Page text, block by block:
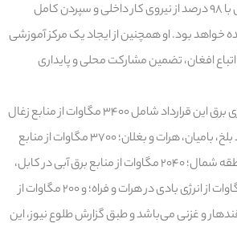
افغان‌ها و ایجاد تشکیلاتی با ۹۸ درصد از نیروی کار داخلی و سپردن کامل
خواهد بود. او همچنین از ایجاد یک مرکز آموزشی
افغان، تضمین مشارکت محلی و پایداری
شایان ذکر است، تولید انرژی برق این قرارداد شامل ۳۴۰۰ مگاوات از منابع زغال
سنگ در استان‌هایی مانند بلخ، بامیان، هرات و بغلان؛ ۳۷۰۰ مگاوات از منابع
گاز در جوزجان، هرات و منطقه شمال؛ ۲۰۴۰ مگاوات از منابع برق آبی در کابل،
کاپیسا و دایکندی؛ ۷۰۰ مگاوات از انرژی بادی در هرات و فراه؛ و ۲۰۰ مگاوات از
و غزنی می‌باشد و طبق گزارش طلوع نیوز، این